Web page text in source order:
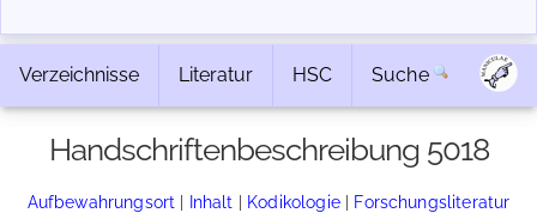
Verzeichnisse Literatur HSC Suche
Handschriftenbeschreibung 5018
Aufbewahrungsort | Inhalt | Kodikologie| Forschungsliteratur